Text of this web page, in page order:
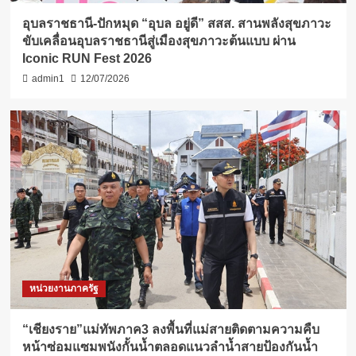
อุบลราชธานี-ปักหมุด “อุบล อยู่ดี” สสส. สานพลังสุขภาวะ
ขับเคลื่อนอุบลราชธานีสู่เมืองสุขภาวะต้นแบบ ผ่าน
Iconic RUN Fest 2026
admin1 12/07/2026
หน่วยงานภาครัฐ
“เชียงราย”แม่ทัพภาค3 ลงพื้นที่แม่สายติดตามความคืบ
หน้าซ่อมแซมพนังกั้นน้ำตลอดแนวลำน้ำสายป้องกันน้ำ